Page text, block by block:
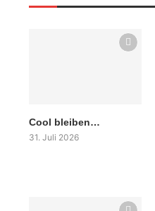
Cool bleiben…
31. Juli 2026